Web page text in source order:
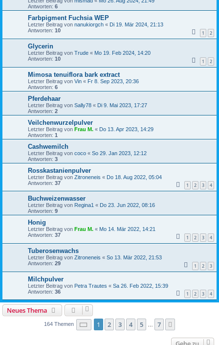
Antworten: 6
Farbpigment Fuchsia WEP
Letzter Beitrag von nanukiorgch « Di 19. Mär 2024, 21:13
Antworten: 10 1 2
Glycerin
Letzter Beitrag von Trude « Mo 19. Feb 2024, 14:20
Antworten: 10 1 2
Mimosa tenuiflora bark extract
Letzter Beitrag von Vin « Fr 8. Sep 2023, 20:36
Antworten: 6
Pferdehaar
Letzter Beitrag von Sally78 « Di 9. Mai 2023, 17:27
Antworten: 2
Veilchenwurzelpulver
Letzter Beitrag von Frau M. « Do 13. Apr 2023, 14:29
Antworten: 1
Cashwemilch
Letzter Beitrag von coco « So 29. Jan 2023, 12:12
Antworten: 3
Rosskastanienpulver
Letzter Beitrag von Zitroneneis « Do 18. Aug 2022, 05:04
Antworten: 37 1 2 3 4
Buchweizenwasser
Letzter Beitrag von Regina1 « Do 23. Jun 2022, 08:16
Antworten: 9
Honig
Letzter Beitrag von Frau M. « Mo 14. Mär 2022, 14:21
Antworten: 37 1 2 3 4
Tuberosenwachs
Letzter Beitrag von Zitroneneis « So 13. Mär 2022, 21:53
Antworten: 29 1 2 3
Milchpulver
Letzter Beitrag von Petra Trautes « Sa 26. Feb 2022, 15:39
Antworten: 36 1 2 3 4
Neues Thema
164 Themen Seite 1von
1 2 3 4 5 7